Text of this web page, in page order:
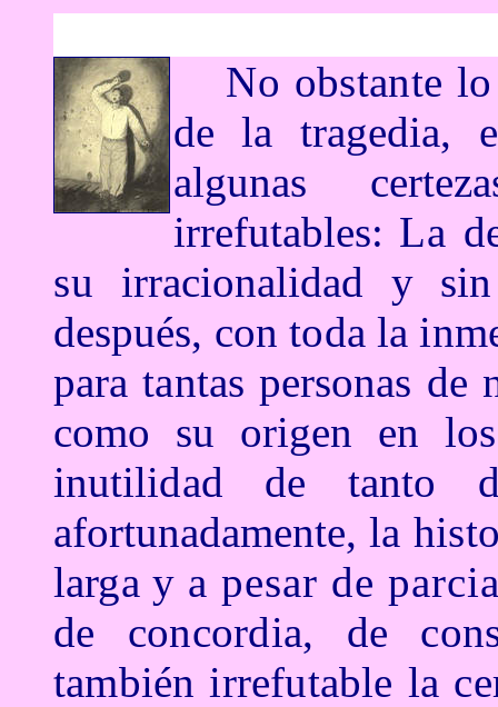
No obstante
de la tragedia,
algunas
irrefutables: La
su irracionalidad y
después, con toda la
para tantas personas de
como su origen en
inutilidad de tanto
afortunadamente,la
larga y a pesar de
de concordia, de
también irrefutable la